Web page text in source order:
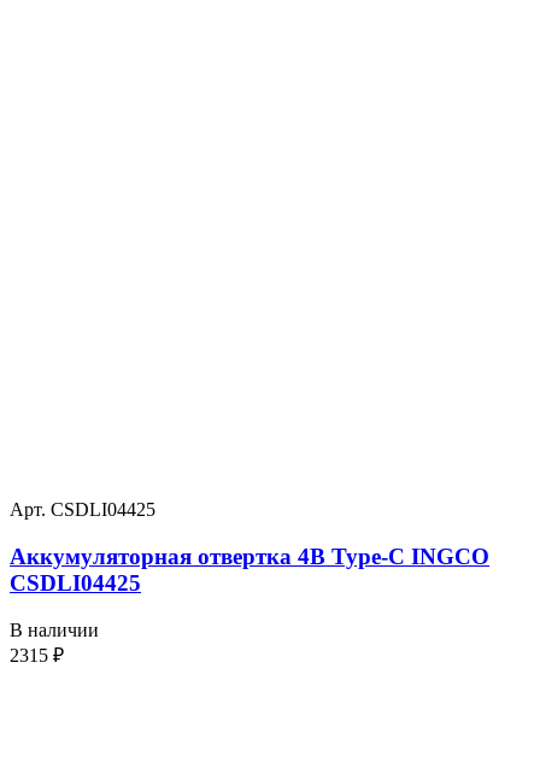
Арт. CSDLI04425
Аккумуляторная отвертка 4В Type-C INGCO
CSDLI04425
В наличии
2315 ₽